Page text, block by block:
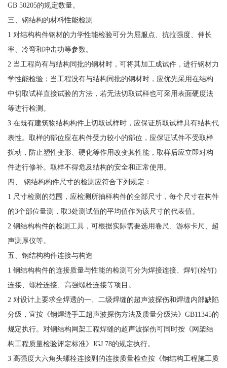
GB 50205的规定数量。
三、钢结构的材料性能检测
1 对结构构件钢材的力学性能检验可分为屈服点、抗拉强度、伸长
率、冷弯和冲击功等参数。
2 当工程尚有与结构同批的钢材时，可将其加工成试件，进行钢材力
学性能检验；当工程没有与结构同批的钢材时，应优先采用在结构
中切取试样直接试验的方法，若无法切取试样也可采用表面硬度法
等进行检测。
3 在既有建筑物结构构件上切取试样时，应保证所取试样具有结构代
表性。取样的部位应在构件受力较小的部位，应保证试件不受取样
扰动，防止塑性变形、硬化等作用改变其性能，取样后应立即对构
件进行修补。取样不得危及结构的安全和正常使用。
四、 钢结构构件尺寸的检测应符合下列规定：
1 尺寸检测的范围，应检测所抽样构件的全部尺寸，每个尺寸在构件
的3个部位量测，取3处测试值的平均值作为该尺寸的代表值。
2 钢结构构件的检测工具，可根据实际需要选用卷尺、游标卡尺、超
声测厚仪等。
五、钢结构构件连接与构造
1 钢结构构件的连接质量与性能的检测可分为焊接连接、焊钉(栓钉)
连接、螺栓连接、高强螺栓连接等项目。
2 对设计上要求全焊透的一、二级焊缝的超声波探伤和焊缝内部缺陷
分级，宜按《钢焊缝手工超声波探伤方法及质量分级法》GB11345的
规定执行。对钢结构网架工程焊缝的超声波探伤可同时按《网架结
构工程质量检验评定标准》JGJ 78的规定执行。
3 高强度大六角头螺栓连接副的连接质量检查按《钢结构工程施工质